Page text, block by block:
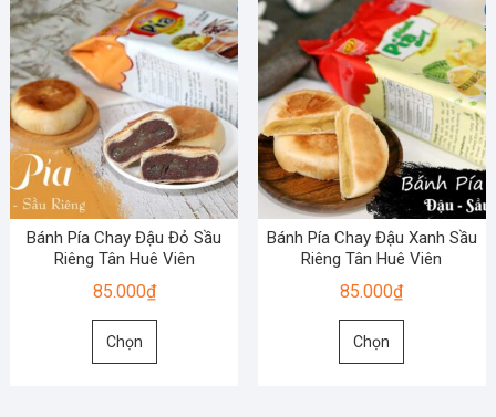
biến
thể.
Các
tùy
chọn
có
thể
được
chọn
trên
sản
biến
thể.
Các
tùy
chọn
có
thể
được
chọn
trên
Bánh Pía Chay Đậu Đỏ Sầu
Riêng Tân Huê Viên
85.000₫
Chọn
Sản
Bánh Pía Chay Đậu Xanh Sầu
Riêng Tân Huê Viên
85.000₫
Chọn
Sản